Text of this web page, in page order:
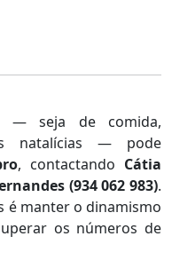
— seja de comida,
natalícias — pode
, contactando Cátia
(934 062 983).
é manter o dinamismo
os números de